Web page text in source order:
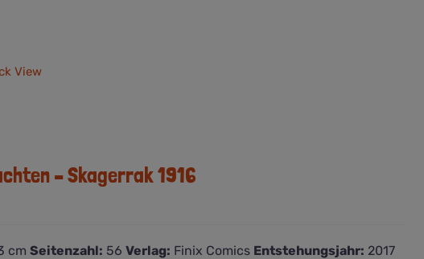
View
– Skagerrak 1916
cm Seitenzahl: 56 Verlag: Finix Comics Entstehungsjahr: 2017